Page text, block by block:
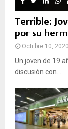
Terrible:
por su
Octubre 10, 2020
Un joven de 19
discusión con...